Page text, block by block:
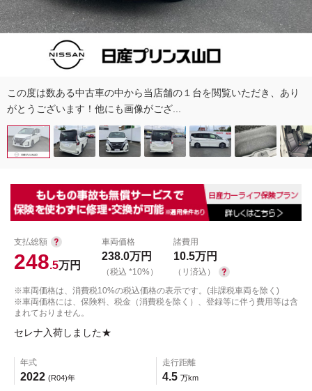
この度は数ある中古車の中から当店舗の１台を閲覧いただき、あり
がとうございます！他にも画像がござ...
支払総額
248.5万円
車両価格
238.0万円
（税込 *10%）
諸費用
10.5万円
（リ済込）
※車両価格は、消費税10%の税込価格の表示です。(非課税車両を除く)
※車両価格には、保険料、税金（消費税を除く）、登録等に伴う費用等は含
まれておりません。
セレナ入荷しました★
年式
2022 (R04)年
走行距離
4.5 万km